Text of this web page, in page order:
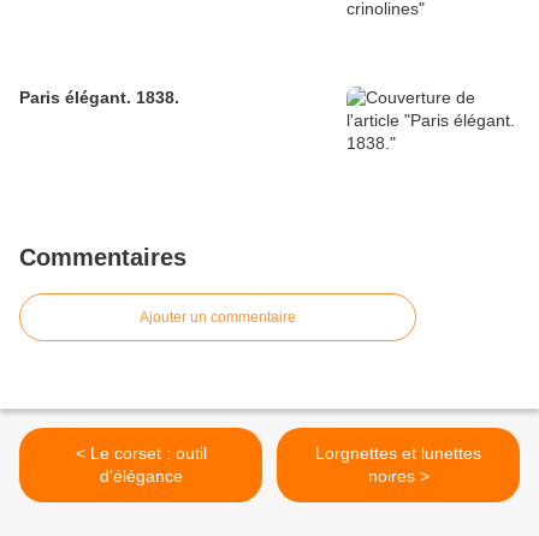
Paris élégant. 1838.
Commentaires
Ajouter un commentaire
< Le corset : outil
d'élégance
Lorgnettes et lunettes
noires >